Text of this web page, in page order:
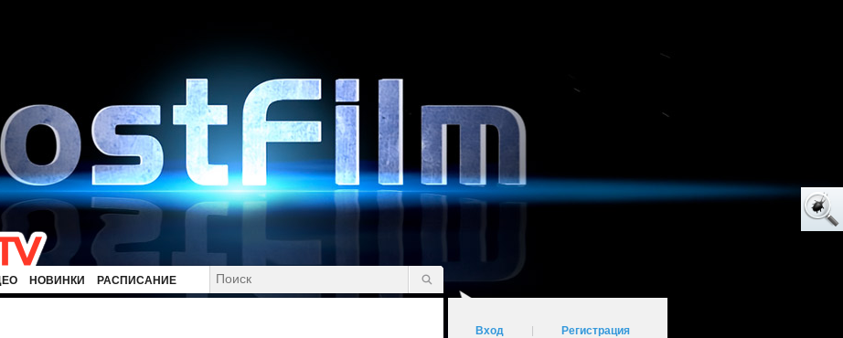
НОВИНКИ РАСПИСАНИЕ
Вход Регистрация